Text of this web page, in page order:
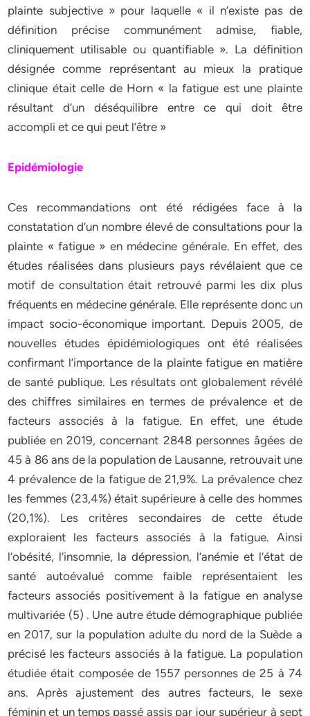
plainte subjective » pour laquelle « il n’existe pas de
définition précise communément admise, fiable,
cliniquement utilisable ou quantifiable ». La définition
désignée comme représentant au mieux la pratique
clinique était celle de Horn « la fatigue est une plainte
résultant d’un déséquilibre entre ce qui doit être
accompli et ce qui peut l’être »
Epidémiologie
Ces recommandations ont été rédigées face à la
constatation d’un nombre élevé de consultations pour la
plainte « fatigue » en médecine générale. En effet, des
études réalisées dans plusieurs pays révélaient que ce
motif de consultation était retrouvé parmi les dix plus
fréquents en médecine générale. Elle représente donc un
impact socio-économique important. Depuis 2005, de
nouvelles études épidémiologiques ont été réalisées
confirmant l’importance de la plainte fatigue en matière
de santé publique. Les résultats ont globalement révélé
des chiffres similaires en termes de prévalence et de
facteurs associés à la fatigue. En effet, une étude
publiée en 2019, concernant 2848 personnes âgées de
45 à 86 ans de la population de Lausanne, retrouvait une
4 prévalence de la fatigue de 21,9%. La prévalence chez
les femmes (23,4%) était supérieure à celle des hommes
(20,1%). Les critères secondaires de cette étude
exploraient les facteurs associés à la fatigue. Ainsi
l’obésité, l’insomnie, la dépression, l’anémie et l’état de
santé autoévalué comme faible représentaient les
facteurs associés positivement à la fatigue en analyse
multivariée (5) . Une autre étude démographique publiée
en 2017, sur la population adulte du nord de la Suède a
précisé les facteurs associés à la fatigue. La population
étudiée était composée de 1557 personnes de 25 à 74
ans. Après ajustement des autres facteurs, le sexe
féminin et un temps passé assis par jour supérieur à sept